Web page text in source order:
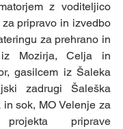
z voditeljico
pripravo in izvedbo
za prehrano in
iz Mozirja, Celja in
gasilcem iz Šaleka
zadrugi Šaleška
sok, MO Velenje za
projekta priprave